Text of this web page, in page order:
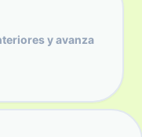
y avanza